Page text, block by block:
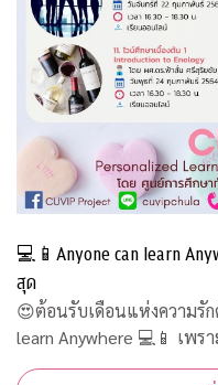
💻📱Anyone can learn
สุด
😍ต้อนรับเดือนแห่งความรัก
learn Anywhere 💻📱 เพร